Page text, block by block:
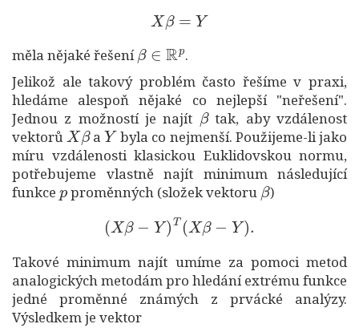
Xβ =Y
měla nějaké řešení
β Rp
.
Jelikož ale takový problém často řešíme v praxi,
hledáme alespoň nějaké co nejlepší "neřešení".
Jednou z možností je najít
β
tak, aby vzdálenost
vektorů
Xβ
a
Y
byla co nejmenší. Použijeme-li jako
míru vzdálenosti klasickou Euklidovskou normu,
potřebujeme vlastně najít minimum následující
funkce
p
proměnných (složek vektoru
β
)
(X −Y)T(Xβ− ).
Takové minimum najít umíme za pomoci metod
analogických metodám pro hledání extrému funkce
jedné proměnné známých z prvácké analýzy.
Výsledkem je vektor